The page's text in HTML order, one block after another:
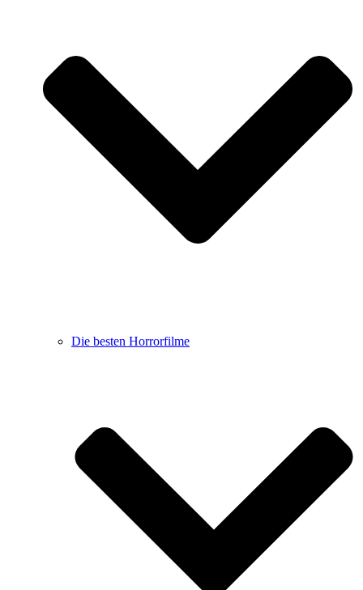
Die besten Horrorfilme